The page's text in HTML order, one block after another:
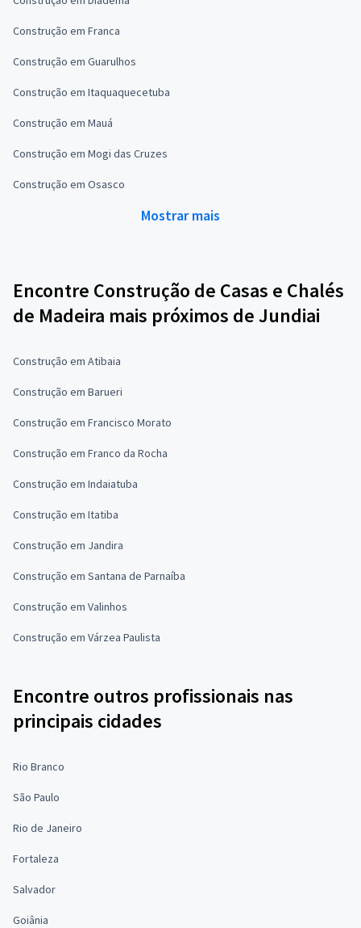
Construção em Franca
Construção em Guarulhos
Construção em Itaquaquecetuba
Construção em Mauá
Construção em Mogi das Cruzes
Construção em Osasco
Mostrar mais
Encontre Construção de Casas e Chalés
de Madeira mais próximos de Jundiai
Construção em Atibaia
Construção em Barueri
Construção em Francisco Morato
Construção em Franco da Rocha
Construção em Indaiatuba
Construção em Itatiba
Construção em Jandira
Construção em Santana de Parnaíba
Construção em Valinhos
Construção em Várzea Paulista
Encontre outros profissionais nas
principais cidades
Rio Branco
São Paulo
Rio de Janeiro
Fortaleza
Salvador
Goiânia